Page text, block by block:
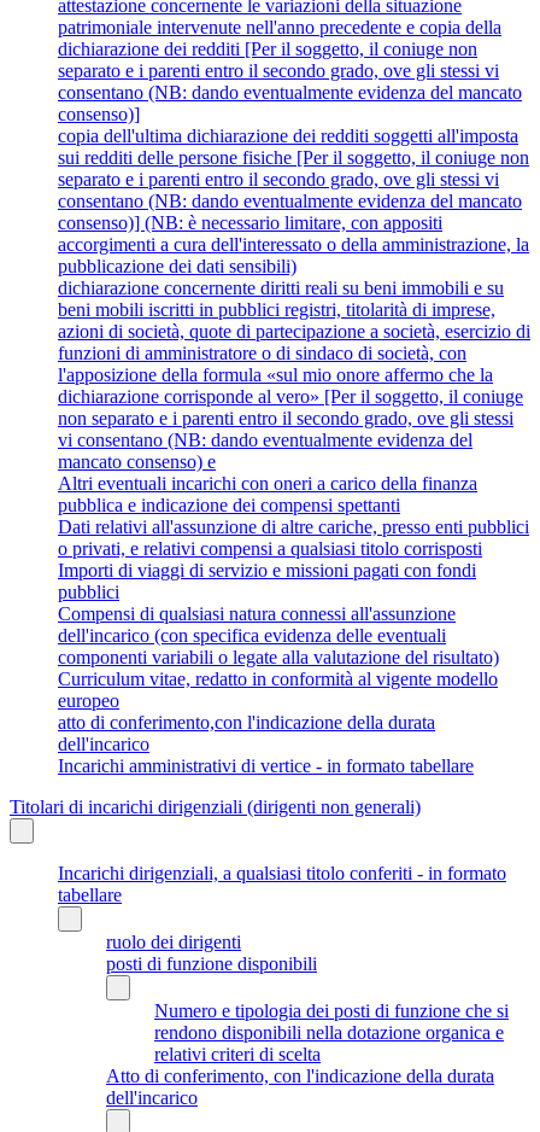
attestazione concernente le variazioni della situazione
patrimoniale intervenute nell'anno precedente e copia della
dichiarazione dei redditi [Per il soggetto, il coniuge non
separato e i parenti entro il secondo grado, ove gli stessi vi
consentano (NB: dando eventualmente evidenza del mancato
consenso)]
copia dell'ultima dichiarazione dei redditi soggetti all'imposta
sui redditi delle persone fisiche [Per il soggetto, il coniuge non
separato e i parenti entro il secondo grado, ove gli stessi vi
consentano (NB: dando eventualmente evidenza del mancato
consenso)] (NB: è necessario limitare, con appositi
accorgimenti a cura dell'interessato o della amministrazione, la
pubblicazione dei dati sensibili)
dichiarazione concernente diritti reali su beni immobili e su
beni mobili iscritti in pubblici registri, titolarità di imprese,
azioni di società, quote di partecipazione a società, esercizio di
funzioni di amministratore o di sindaco di società, con
l'apposizione della formula «sul mio onore affermo che la
dichiarazione corrisponde al vero» [Per il soggetto, il coniuge
non separato e i parenti entro il secondo grado, ove gli stessi
vi consentano (NB: dando eventualmente evidenza del
mancato consenso) e
Altri eventuali incarichi con oneri a carico della finanza
pubblica e indicazione dei compensi spettanti
Dati relativi all'assunzione di altre cariche, presso enti pubblici
o privati, e relativi compensi a qualsiasi titolo corrisposti
Importi di viaggi di servizio e missioni pagati con fondi
pubblici
Compensi di qualsiasi natura connessi all'assunzione
dell'incarico (con specifica evidenza delle eventuali
componenti variabili o legate alla valutazione del risultato)
Curriculum vitae, redatto in conformità al vigente modello
europeo
atto di conferimento,con l'indicazione della durata
dell'incarico
Incarichi amministrativi di vertice - in formato tabellare
Titolari di incarichi dirigenziali (dirigenti non generali)
Incarichi dirigenziali, a qualsiasi titolo conferiti - in formato
tabellare
ruolo dei dirigenti
posti di funzione disponibili
Numero e tipologia dei posti di funzione che si
rendono disponibili nella dotazione organica e
relativi criteri di scelta
Atto di conferimento, con l'indicazione della durata
dell'incarico